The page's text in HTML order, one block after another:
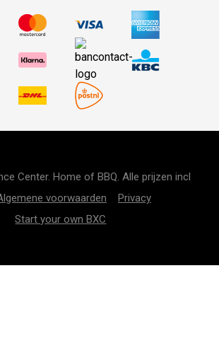
Center. Home of BBQ. Alle prijzen incl
voorwaarden
Privacy
Start your own BXC